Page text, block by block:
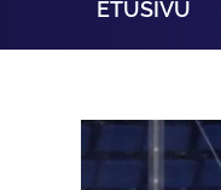
ETUSIVU